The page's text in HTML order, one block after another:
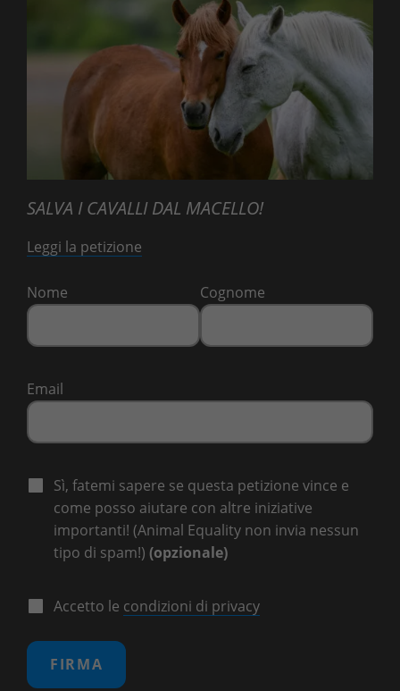
SALVA I CAVALLI DAL MACELLO!
Leggi la petizione
Nome Cognome
Email
Sì, fatemi sapere se questa petizione vince e
come posso aiutare con altre iniziative
importanti! (Animal Equality non invia nessun
tipo di spam!) (opzionale)
Accetto le condizioni di privacy
FIRMA